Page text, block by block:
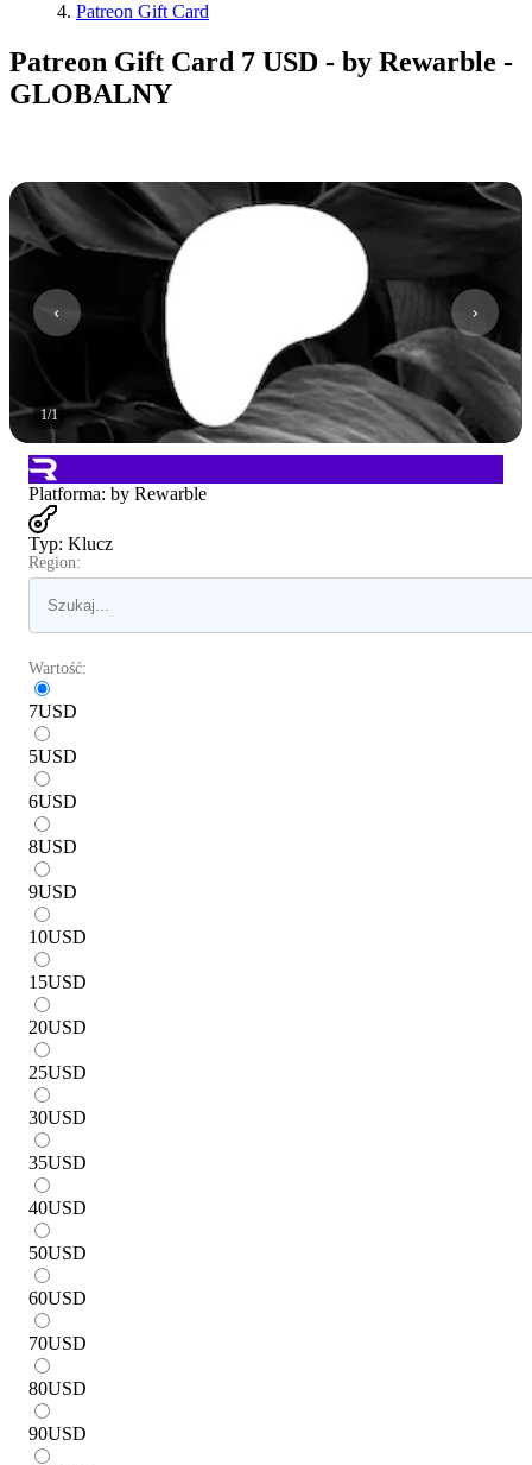
Patreon Gift Card
Patreon Gift Card 7 USD - by Rewarble -
GLOBALNY
1/1
Platforma: by Rewarble
Typ: Klucz
Region:
Wartość:
7USD
5USD
6USD
8USD
9USD
10USD
15USD
20USD
25USD
30USD
35USD
40USD
50USD
60USD
70USD
80USD
90USD